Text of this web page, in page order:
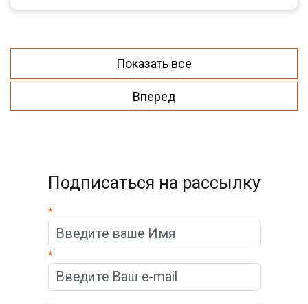
Показать все
Вперед
Подписаться на рассылку
*
*